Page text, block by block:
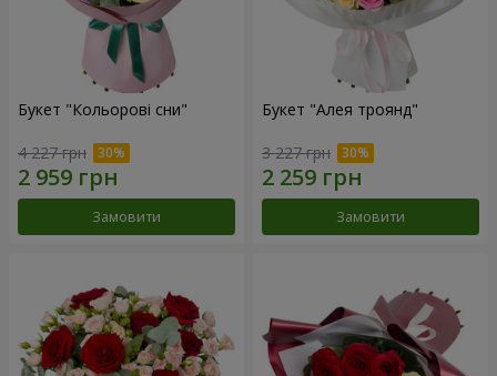
Букет "Кольорові сни"
4 227 грн
Замовити
Букет "Алея троянд"
3 227 грн
Замовити